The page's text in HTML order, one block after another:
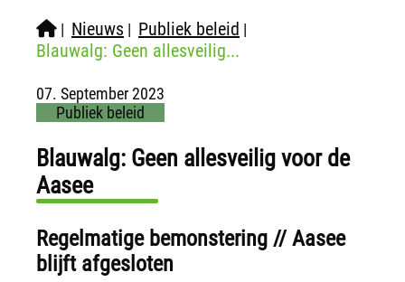
| Nieuws | Publiek beleid |
Blauwalg: Geen allesveilig...
07. September 2023
Publiek beleid
Blauwalg: Geen allesveilig voor de
Aasee
Regelmatige bemonstering // Aasee
blijft afgesloten